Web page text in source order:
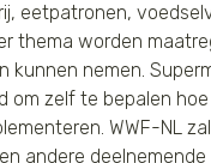
eetpatronen,
thema worden
kunnen nemen.
om zelf te bepalen hoe
WWF-NL
andere